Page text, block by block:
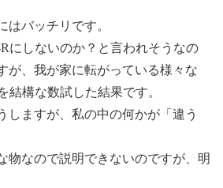
はバッチリです。
にしないのか？と言われそうなの
が、我が家に転がっている様々な
結構な数試した結果です。
しますが、私の中の何かが「違う
物なので説明できないのですが、明